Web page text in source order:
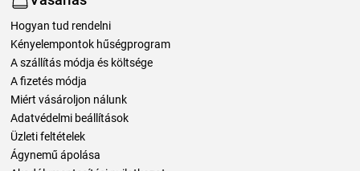
Hogyan tud rendelni
Kényelempontok hűségprogram
A szállítás módja és költsége
A fizetés módja
Miért vásároljon nálunk
Adatvédelmi beállítások
Üzleti feltételek
Ágynemű ápolása